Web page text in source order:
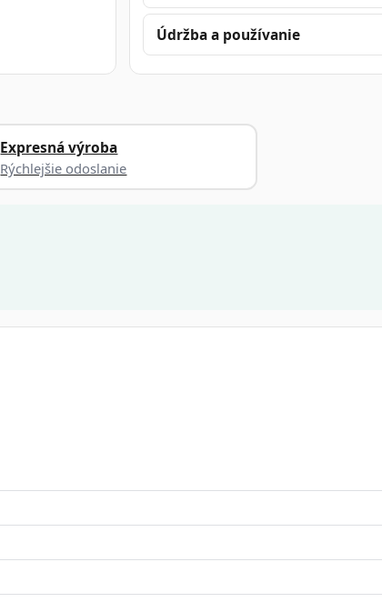
Údržba a používanie
Expresná výroba
Rýchlejšie odoslanie